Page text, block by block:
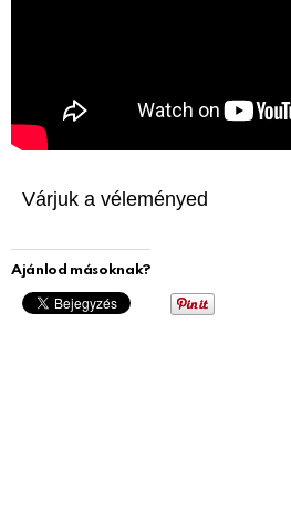
Várjuk a véleményed
Ajánlod másoknak?